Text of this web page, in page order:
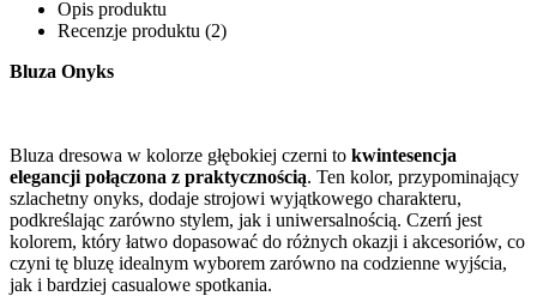
Opis produktu
Recenzje produktu (2)
Bluza Onyks
Bluza dresowa w kolorze głębokiej czerni to kwintesencja
elegancji połączona z praktycznością. Ten kolor, przypominający
szlachetny onyks, dodaje strojowi wyjątkowego charakteru,
podkreślając zarówno stylem, jak i uniwersalnością. Czerń jest
kolorem, który łatwo dopasować do różnych okazji i akcesoriów, co
czyni tę bluzę idealnym wyborem zarówno na codzienne wyjścia,
jak i bardziej casualowe spotkania.